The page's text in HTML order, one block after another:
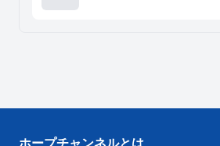
ホープチャンネルとは